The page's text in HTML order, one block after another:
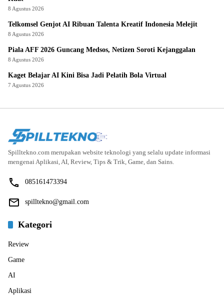
8 Agustus 2026
Telkomsel Genjot AI Ribuan Talenta Kreatif Indonesia Melejit
8 Agustus 2026
Piala AFF 2026 Guncang Medsos, Netizen Soroti Kejanggalan
8 Agustus 2026
Kaget Belajar AI Kini Bisa Jadi Pelatih Bola Virtual
7 Agustus 2026
Spilltekno.com merupakan website teknologi yang selalu update informasi
mengenai Aplikasi, AI, Review, Tips & Trik, Game, dan Sains.
085161473394
spilltekno@gmail.com
Kategori
Review
Game
AI
Aplikasi